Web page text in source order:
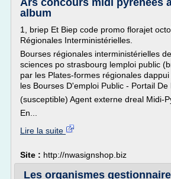
Ars concours midi pyrénées
album
1, briep Et Biep code promo florajet
Régionales Interministérielles.
Bourses régionales interministérielles
sciences po strasbourg lemploi public
par les Plates-formes régionales dappui
les Bourses D'emploi Public - Portail De
(susceptible) Agent externe dreal Midi-
En...
Lire la suite
Site : http://nwasignshop.biz
Les organismes